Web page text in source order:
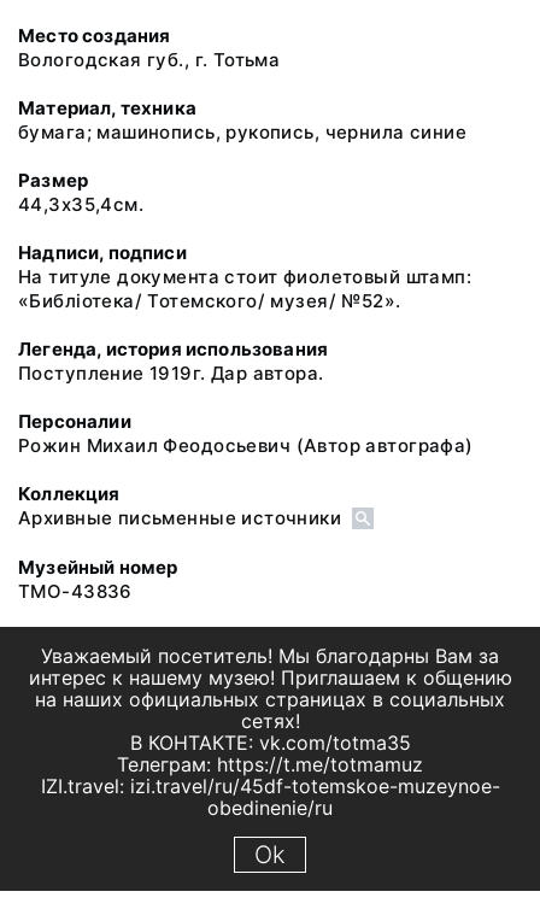
Место создания
Вологодская губ., г. Тотьма
Материал, техника
бумага; машинопись, рукопись, чернила синие
Размер
44,3х35,4см.
Надписи, подписи
На титуле документа стоит фиолетовый штамп:
«Библiотека/ Тотемского/ музея/ №52».
Легенда, история использования
Поступление 1919г. Дар автора.
Персоналии
Рожин Михаил Феодосьевич (Автор автографа)
Коллекция
Архивные письменные источники
Музейный номер
ТМО-43836
Уважаемый посетитель! Мы благодарны Вам за
интерес к нашему музею! Приглашаем к общению
на наших официальных страницах в социальных
сетях!
В КОНТАКТЕ: vk.com/totma35
Телеграм: https://t.me/totmamuz
IZI.travel: izi.travel/ru/45df-totemskoe-muzeynoe-
obedinenie/ru
Ok